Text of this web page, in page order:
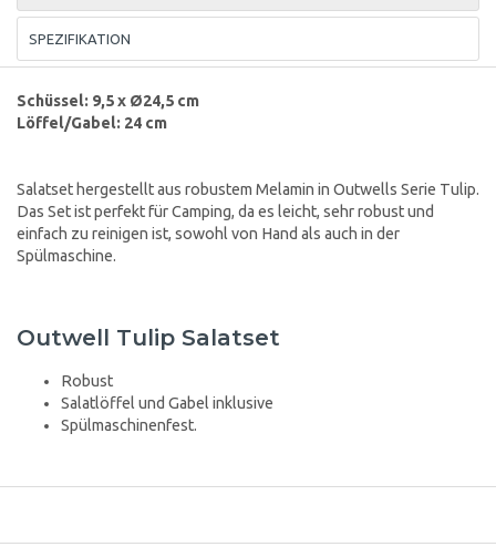
SPEZIFIKATION
Schüssel: 9,5 x Ø24,5 cm
Löffel/Gabel: 24 cm
Salatset hergestellt aus robustem Melamin in Outwells Serie Tulip.
Das Set ist perfekt für Camping, da es leicht, sehr robust und
einfach zu reinigen ist, sowohl von Hand als auch in der
Spülmaschine.
Outwell Tulip Salatset
Robust
Salatlöffel und Gabel inklusive
Spülmaschinenfest.